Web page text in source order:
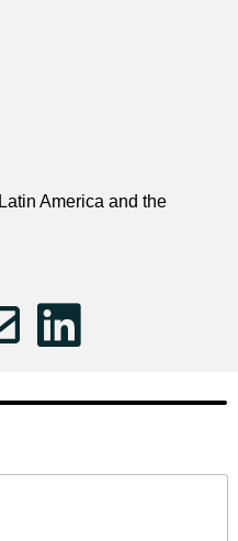
Latin America and the